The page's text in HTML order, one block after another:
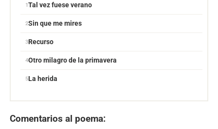
Tal vez fuese verano
Sin que me mires
Recurso
Otro milagro de la primavera
La herida
Comentarios al poema: